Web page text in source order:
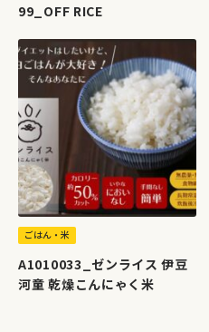
99_OFF RICE
ごはん・米
A1010033_ゼンライス 伊豆
河童 乾燥こんにゃく米